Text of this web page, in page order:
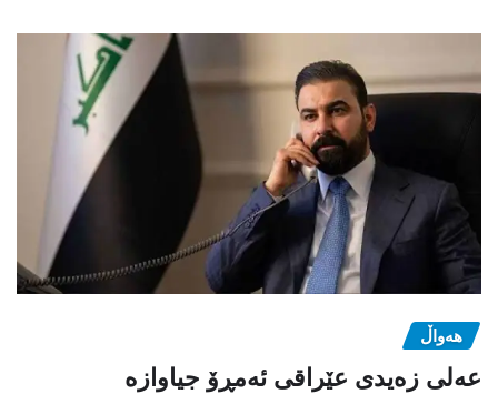
هەواڵ
عەلی زەیدی عێراقی ئەمڕۆ جیاوازە